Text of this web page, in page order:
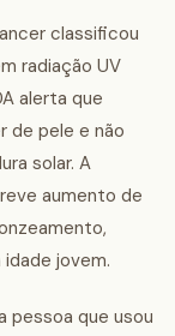
classificou
radiação UV
alerta que
de pele e não
solar. A
aumento de
jovem.
pessoa que usou